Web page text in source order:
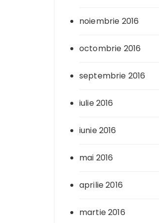
noiembrie 2016
octombrie 2016
septembrie 2016
iulie 2016
iunie 2016
mai 2016
aprilie 2016
martie 2016